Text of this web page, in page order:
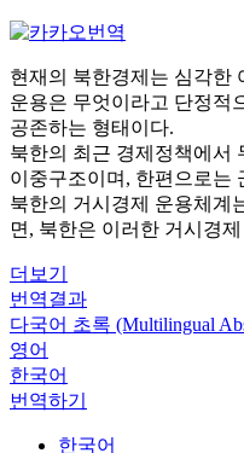
현재의 북한경제는 심각한
운용은 무엇이라고 단정적
공존하는 형태이다.
북한의 최근 경제정책에서
이중구조이며, 한편으로는
북한의 거시경제 운용체계
면, 북한은 이러한 거시경
더보기
번역결과
다국어 초록 (Multilingual
영어
한국어
번역하기
한국어